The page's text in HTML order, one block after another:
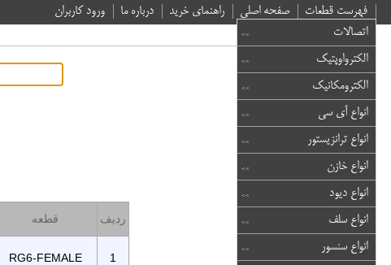
فهرست قطعات
اتصالات
الکترواوپتیک
الکترومکانیک
انواع آی سی
انواع ترانزیستور
انواع خازن
انواع دیود
انواع سلف
انواع سنسور
صفحه اصلی راهنمای خرید درباره ما ورود کاربران
قطعه ردیف
RG6-FEMALE 1